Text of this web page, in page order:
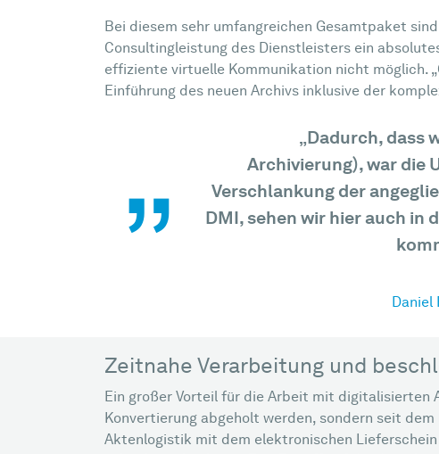
Bei diesem sehr umfangreichen Gesamtpaket
Consultingleistung des Dienstleisters ein
effiziente virtuelle Kommunikation nicht möglich.
Einführung des neuen Archivs inklusive der
„
„Dadurch, dass
Archivierung), war die
Verschlankung der
DMI, sehen wir hier auch in
Daniel
Zeitnahe Verarbeitung und
Ein großer Vorteil für die Arbeit mit digitalisierten
Konvertierung abgeholt werden, sondern seit
Aktenlogistik mit dem elektronischen